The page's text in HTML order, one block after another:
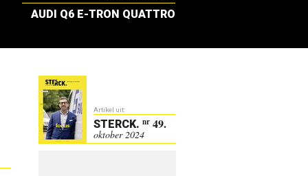
AUDI Q6 E-TRON QUATTRO
Artikel uit:
STERCK. nr 49.
oktober 2024